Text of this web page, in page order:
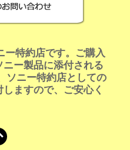
ー特約店です。ご購入
ニー製品に添付される
ソニー特約店としての
ますので、ご安心く